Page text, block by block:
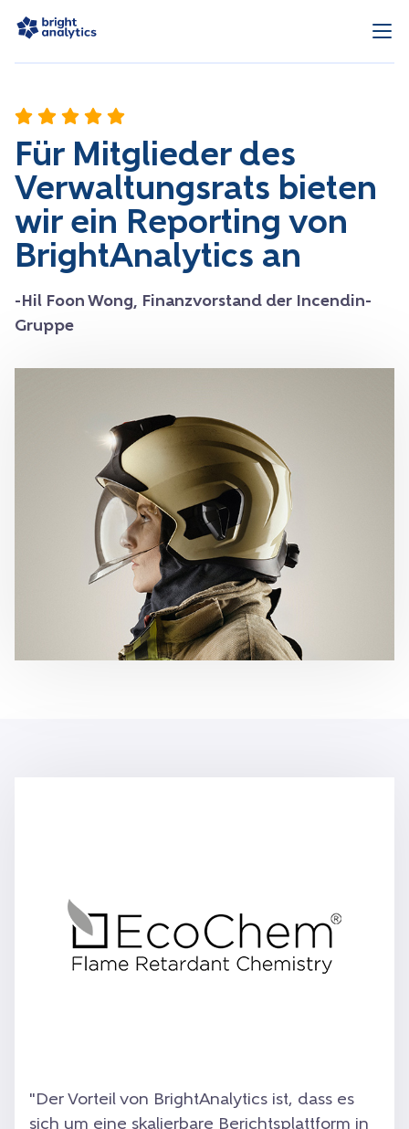
Für Mitglieder des
Verwaltungsrats bieten
wir ein Reporting von
BrightAnalytics an
-Hil Foon Wong, Finanzvorstand der Incendin-
Gruppe
"Der Vorteil von BrightAnalytics ist, dass es
sich um eine skalierbare Berichtsplattform in